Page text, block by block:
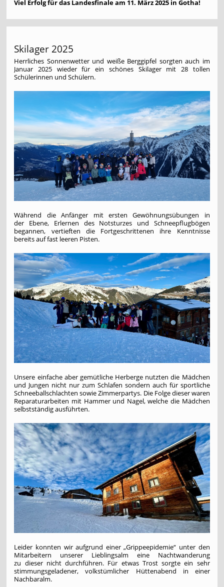
Viel Erfolg für das Landesfinale am 11. März 2025 in Gotha!
Skilager 2025
Herrliches Sonnenwetter und weiße Berggipfel sorgten auch im
Januar 2025 wieder für ein schönes Skilager mit 28 tollen
Schülerinnen und Schülern.
Während die Anfänger mit ersten Gewöhnungsübungen in
der Ebene, Erlernen des Notsturzes und Schneepflugbögen
begannen, vertieften die Fortgeschrittenen ihre Kenntnisse
bereits auf fast leeren Pisten.
Unsere einfache aber gemütliche Herberge nutzten die Mädchen
und Jungen nicht nur zum Schlafen sondern auch für sportliche
Schneeballschlachten sowie Zimmerpartys. Die Folge dieser waren
Reparaturarbeiten mit Hammer und Nagel, welche die Mädchen
selbstständig ausführten.
Leider konnten wir aufgrund einer „Grippeepidemie“ unter den
Mitarbeitern unserer Lieblingsalm eine Nachtwanderung
zu dieser nicht durchführen. Für etwas Trost sorgte ein sehr
stimmungsgeladener, volkstümlicher Hüttenabend in einer
Nachbaralm.